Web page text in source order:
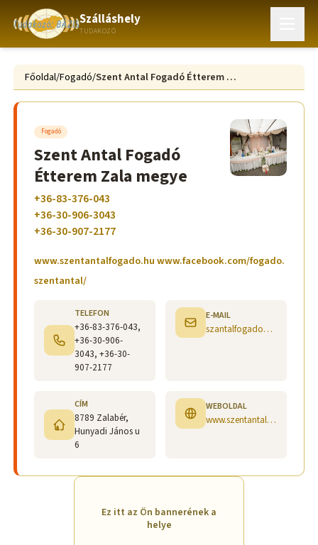
Szálláshely
TUDAKOZÓ
Főoldal/Fogadó/ Szent Antal Fogadó Étterem Zala megye
Fogadó
Szent Antal Fogadó
Étterem Zala megye
+36-83-376-043
+36-30-906-3043
+36-30-907-2177
www.szentantalfogado.hu www.facebook.com/fogado.
szentantal/
TELEFON
+36-83-376-043,
+36-30-906-
3043, +36-30-
907-2177
E-MAIL
szantalfogado@t-online.hu
CÍM
8789 Zalabér,
Hunyadi János u
6
WEBOLDAL
www.szentantalfogado.hu www.facebook.com/fogado.szentantal/
Ez itt az Ön bannerének a
helye